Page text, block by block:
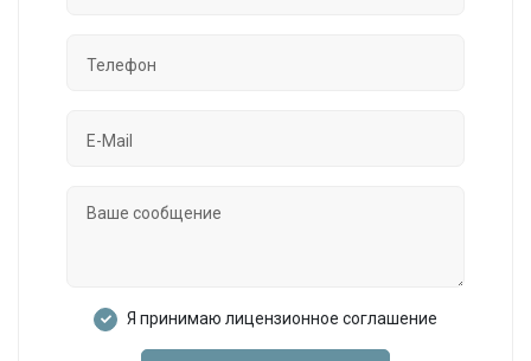
Я принимаю лицензионное соглашение